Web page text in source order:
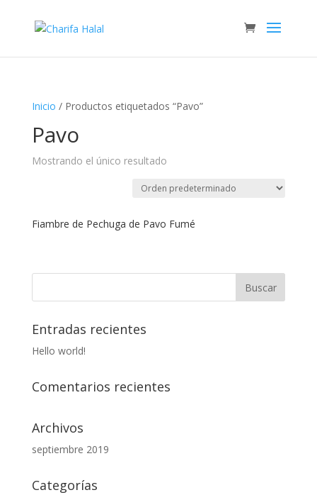
Inicio / Productos etiquetados “Pavo”
Pavo
Mostrando el único resultado
Fiambre de Pechuga de Pavo Fumé
Entradas recientes
Hello world!
Comentarios recientes
Archivos
septiembre 2019
Categorías